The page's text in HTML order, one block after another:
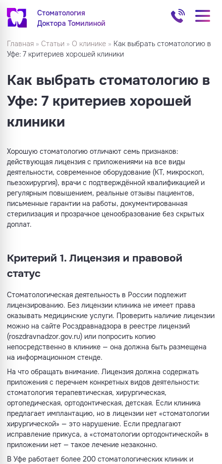
Стоматология
Доктора Томилиной
Главная » Статьи » О клинике » Как выбрать стоматологию в
Уфе: 7 критериев хорошей клиники
Как выбрать стоматологию в
Уфе: 7 критериев хорошей
клиники
Хорошую стоматологию отличают семь признаков:
действующая лицензия с приложениями на все виды
деятельности, современное оборудование (КТ, микроскоп,
пьезохирургия), врачи с подтверждённой квалификацией и
регулярным повышением, реальные отзывы пациентов,
письменные гарантии на работы, документированная
стерилизация и прозрачное ценообразование без скрытых
доплат.
Критерий 1. Лицензия и правовой
статус
Стоматологическая деятельность в России подлежит
лицензированию. Без лицензии клиника не имеет права
оказывать медицинские услуги. Проверить наличие лицензии
можно на сайте Росздравнадзора в реестре лицензий
(roszdravnadzor.gov.ru) или попросить копию
непосредственно в клинике — она должна быть размещена
на информационном стенде.
На что обращать внимание. Лицензия должна содержать
приложения с перечнем конкретных видов деятельности:
стоматология терапевтическая, хирургическая,
ортопедическая, ортодонтическая, детская. Если клиника
предлагает имплантацию, но в лицензии нет «стоматологии
хирургической» — это нарушение. Если предлагают
исправление прикуса, а «стоматологии ортодонтической» в
приложении нет — такое лечение незаконно.
В Уфе работает более 200 стоматологических клиник и